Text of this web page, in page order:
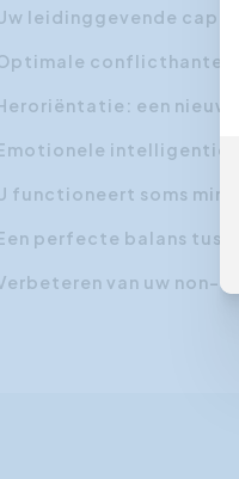
leidinggevende
een
intelligentie:
functioneert soms
perfecte balans
van uw non-